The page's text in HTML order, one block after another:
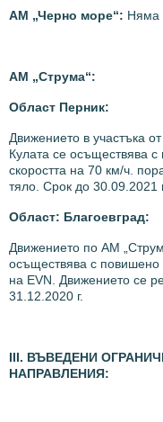
АМ „Черно море“: Няма
АМ „Струма“:
Област Перник:
Движението в участъка
Кулата се осъществява
скоростта на 70 км/ч.
тяло. Срок до 30.09.2021
Област: Благоевград:
Движението по АМ
осъществява с
на EVN. Движението се
31.12.2020 г.
ІІI. ВЪВЕДЕНИ
НАПРАВЛЕНИЯ: